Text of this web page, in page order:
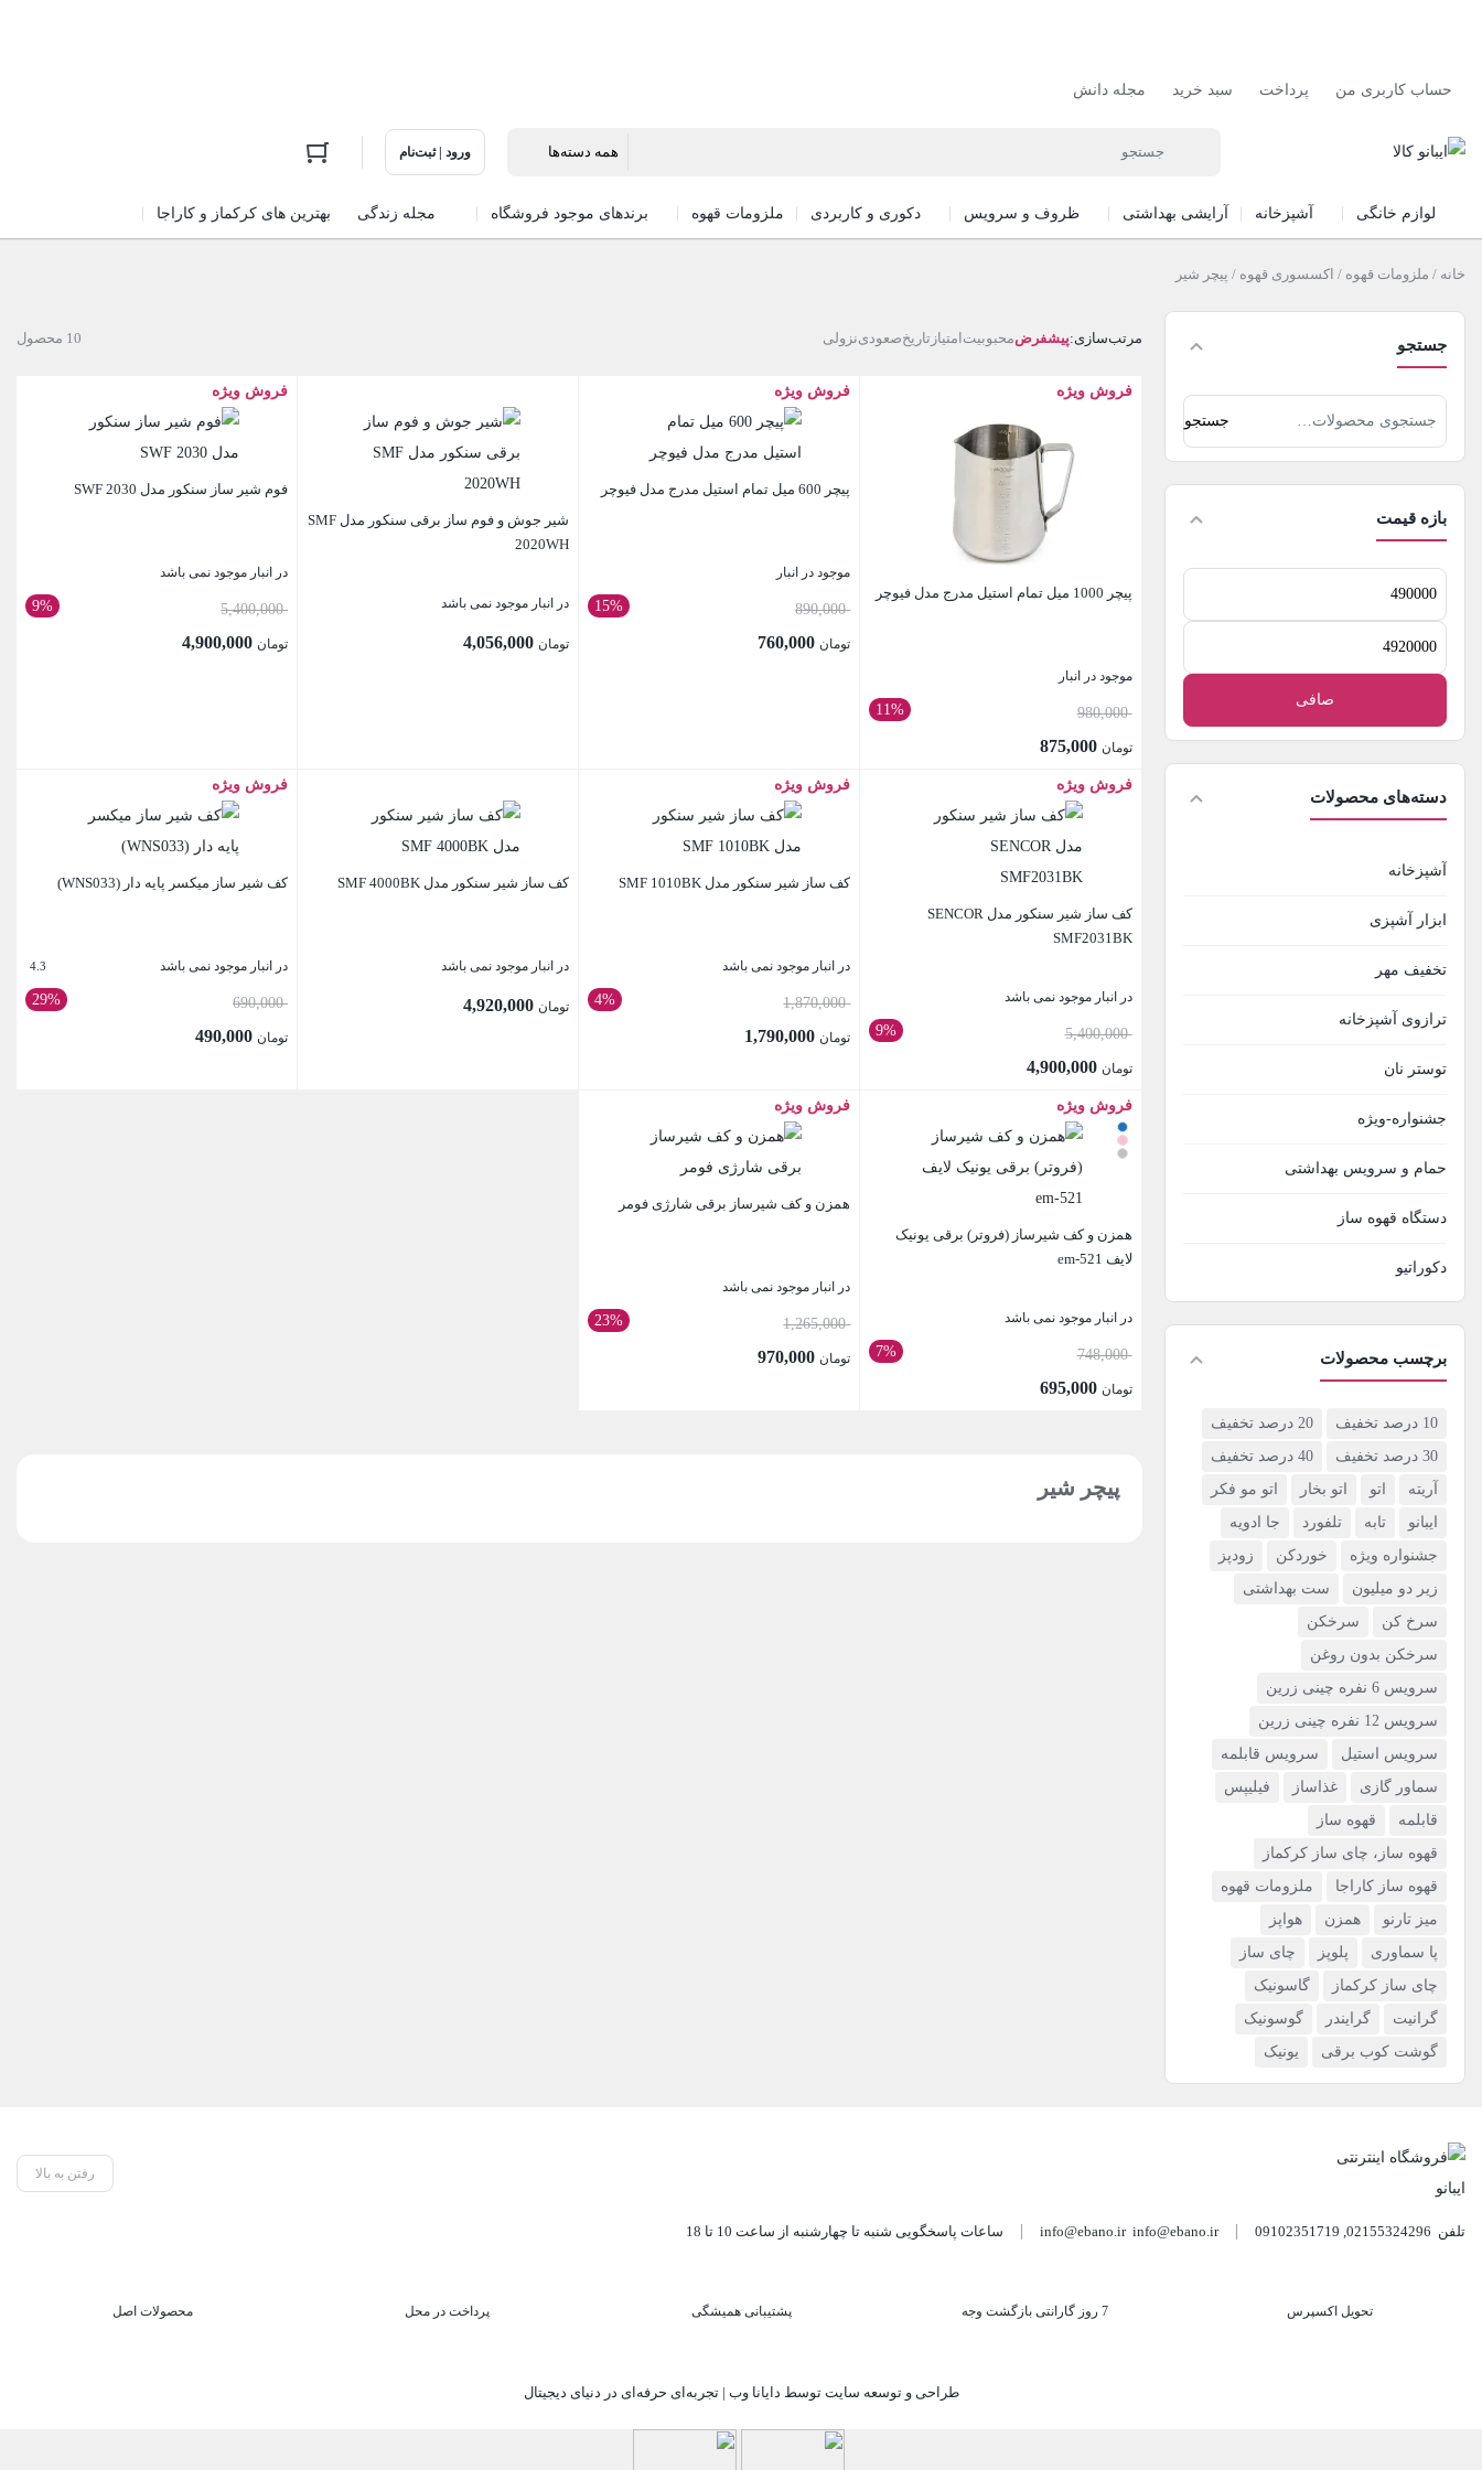
حساب کاربری من پرداخت سبد خرید مجله دانش
ورود | ثبت‌نام
لوازم خانگی آشپزخانه آرایشی بهداشتی ظروف و سرویس دکوری و کاربردی ملزومات قهوه برندهای موجود فروشگاه مجله زندگی بهترین های کرکماز و کاراجا
خانه / ملزومات قهوه / اکسسوری قهوه / پیچر شیر
جستجو
برای:
جستجو
بازه قیمت
قیمت
قيمت
صافی
دسته‌های محصولات
آشپزخانه
ابزار آشپزی
تخفیف مهر
ترازوی آشپزخانه
توستر نان
جشنواره-ویژه
حمام و سرویس بهداشتی
دستگاه قهوه ساز
دکوراتیو
ست جهیزیه عروس
سرویس پخت و پز
سماور گازی
ظروف پخت و پز
ظروف سرو و پذیرایی
فلاسک و کلمن
کتری و چای خوری
لوازم خانه و آشپزخانه
ملزومات قهوه
نظافت منزل
برچسب محصولات
10 درصد تخفیف
20 درصد تخفیف
30 درصد تخفیف
40 درصد تخفیف
آریته
اتو اتو بخار
اتو مو فکر
ایبانو
تابه تلفورد
جا ادویه
جشنواره ویژه
خوردکن
زودپز
زیر دو میلیون
ست بهداشتی
سرخ کن
سرخکن
سرخکن بدون روغن
سرویس 6 نفره چینی زرین
سرویس 12 نفره چینی زرین
سرویس استیل
سرویس قابلمه
سماور گازی
غذاساز
فیلیپس
قابلمه
قهوه ساز
قهوه ساز، چای ساز کرکماز
قهوه ساز کاراجا
ملزومات قهوه
میز تارنو
همزن
هواپز
پا سماوری
پلوپز
چای ساز
چای ساز کرکماز
گاسونیک
گرانیت
گرایندر
گوسونیک
گوشت کوب برقی
یونیک
10 محصول مرتب‌سازی:پیشفرضمحبوبیت امتیاز تاریخصعودینزولی
فروش ویژه
پیچر 1000 میل تمام استیل مدرج مدل فیوچر
موجود در انبار
11% 980,000
قیمت
اصلی:
بود.
تومان 875,000
قیمت
بستن
فروش ویژه
پیچر 600 میل تمام استیل مدرج مدل فیوچر
موجود در انبار
15% 890,000
قیمت
اصلی:
تومان760,000
بستن
شیر جوش و فوم ساز برقی سنکور مدل SMF
2020WH
در انبار موجود نمی باشد
تومان4,056,000
فروش ویژه
فوم شیر ساز سنکور مدل SWF 2030
در انبار موجود نمی باشد
9% 5,400,000
قیمت
اصلی:
تومان4,900,000
بستن فروش ویژه
کف ساز شیر سنکور مدل SENCOR
SMF2031BK
در انبار موجود نمی باشد
9% 5,400,000
قیمت
اصلی:
بود.
تومان 4,900,000
قیمت
فعلی:
تومان 4,900,000.
بستن
فروش ویژه
کف ساز شیر سنکور مدل SMF 1010BK
در انبار موجود نمی باشد
4% 1,870,000
قیمت
اصلی:
تومان1,790,000
فعلی:
بستن
کف ساز شیر سنکور مدل SMF 4000BK
در انبار موجود نمی باشد
تومان4,920,000
فروش ویژه
کف شیر ساز میکسر پایه دار (WNS033)
در انبار موجود نمی باشد 4.3
29% 690,000
قیمت
اصلی:
تومان490,000
فروش ویژه
همزن و کف شیرساز (فروتر) برقی یونیک
لایف em-521
در انبار موجود نمی باشد
7% 748,000
تومان 695,000
فروش ویژه
همزن و کف شیرساز برقی شارژی فومر
در انبار موجود نمی باشد
23% 1,265,000
قیمت
اصلی:
تومان970,000
پیچر شیر
رفتن به بالا
تلفن 02155324296
,
09102351719
info@ebano.ir
info@ebano.ir ساعات پاسخگویی شنبه تا چهارشنبه از ساعت 10 تا 18
تحویل اکسپرس 7 روز گارانتی بازگشت وجه پشتیبانی همیشگی پرداخت در محل محصولات اصل
طراحی و توسعه سایت توسط دایانا وب | تجربه‌ای حرفه‌ای در دنیای دیجیتال